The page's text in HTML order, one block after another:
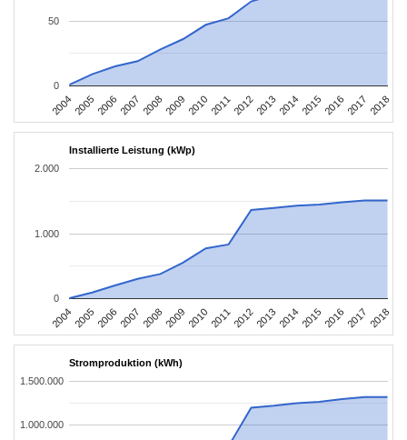
2004200520062007 2008200920102011201220132014201520162017 2018
0
50
Installierte Leistung (kWp)
2004200520062007 2008200920102011201220132014201520162017 2018
0
1.000
2.000
Stromproduktion (kWh)
1.000.000
1.500.000